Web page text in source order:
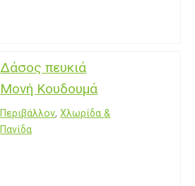
Δάσος πευκιά
Μονή Κουδουμά
Περιβάλλον,Χλωρίδα &
Πανίδα